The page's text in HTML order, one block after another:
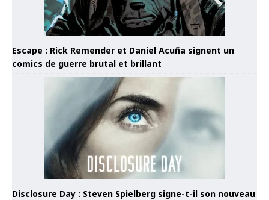
Escape : Rick Remender et Daniel Acuña signent un
comics de guerre brutal et brillant
Disclosure Day : Steven Spielberg signe-t-il son nouveau